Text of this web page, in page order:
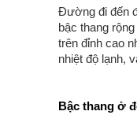
Đường đi đến
bậc thang
trên đỉnh cao
nhiệt độ lạnh,
Bậc thang ở